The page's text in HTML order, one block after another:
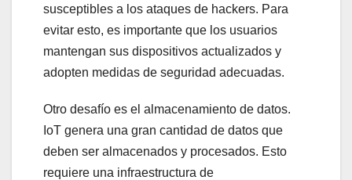
susceptibles a los ataques de hackers. Para
evitar esto, es importante que los usuarios
mantengan sus dispositivos actualizados y
adopten medidas de seguridad adecuadas.
Otro desafío es el almacenamiento de datos.
IoT genera una gran cantidad de datos que
deben ser almacenados y procesados. Esto
requiere una infraestructura de